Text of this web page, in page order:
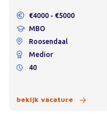
€4000 - €5000
MBO
Roosendaal
Medior
40
bekijk vacature